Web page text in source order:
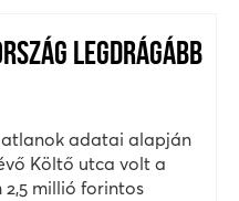
LEGDRÁGÁBB
adatai alapján
Költő utca volt a
millió forintos